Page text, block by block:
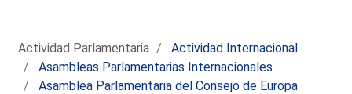
Actividad Parlamentaria
Actividad Internacional
Asambleas Parlamentarias Internacionales
Asamblea Parlamentaria del Consejo de Europa